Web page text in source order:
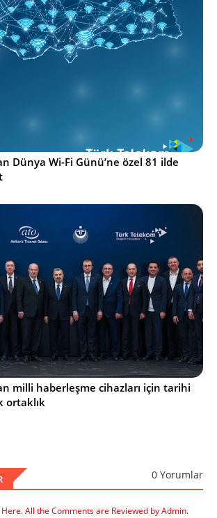
Dünya Wi-Fi Günü’ne özel 81 ilde
milli haberleşme cihazları için tarihi
ortaklık
0 Yorumlar
All the Comments are Reviewed by Admin.